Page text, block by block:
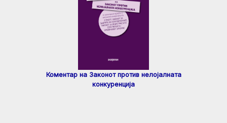
Коментар на Законот против нелојалната
конкуренција